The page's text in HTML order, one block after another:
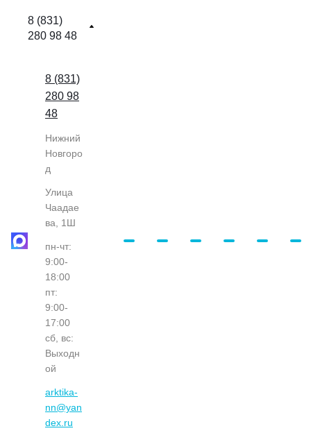
8 (831)
280 98 48
8 (831)
280 98
48
Нижний
Новгоро
д
Улица
Чаадае
ва, 1Ш
пн-чт:
9:00-
18:00
пт:
9:00-
17:00
сб, вс:
Выходн
ой
arktika-
nn@yan
dex.ru